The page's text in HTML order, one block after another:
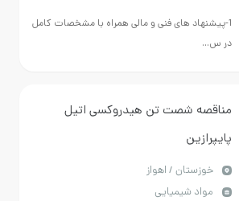
های فنی و مالی همراه با مشخصات کامل
شصت تن هیدروکسی اتیل
/ اهواز
شیمیایی